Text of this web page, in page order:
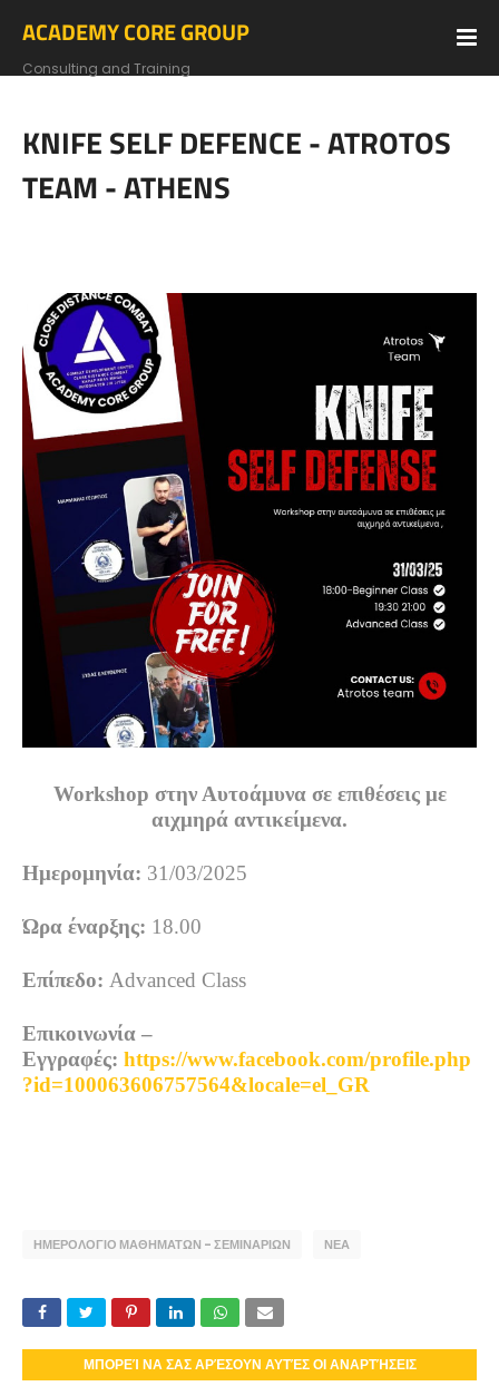
ACADEMY CORE GROUP
Consulting and Training
KNIFE SELF DEFENCE - ATROTOS
TEAM - ATHENS
Workshop στην Αυτοάμυνα σε επιθέσεις με
αιχμηρά αντικείμενα.
Ημερομηνία: 31/03/2025
Ώρα έναρξης: 18.00
Επίπεδο: Advanced Class
Επικοινωνία –
Εγγραφές: https://www.facebook.com/profile.php
?id=100063606757564&locale=el_GR
ΗΜΕΡΟΛΟΓΙΟ ΜΑΘΗΜΑΤΩΝ - ΣΕΜΙΝΑΡΙΩΝ ΝΕΑ
ΜΠΟΡΕΊ ΝΑ ΣΑΣ ΑΡΈΣΟΥΝ ΑΥΤΈΣ ΟΙ ΑΝΑΡΤΉΣΕΙΣ